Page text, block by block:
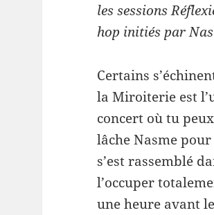
les ses­sions
hop ini­tiés par
Cer­tains
la Miroi­terie est
con­cert où tu
lâche Nasme
s’est rassem­blé
l’occuper
une heure avant